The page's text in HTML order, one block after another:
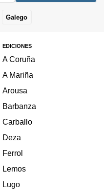
Galego
EDICIONES
A Coruña
A Mariña
Arousa
Barbanza
Carballo
Deza
Ferrol
Lemos
Lugo